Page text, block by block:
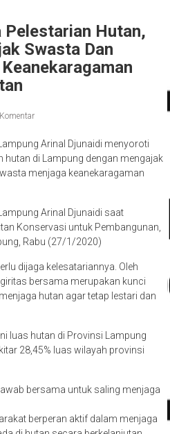
Hutan,
Swasta Dan
Arinal Djunaidi menyoroti
hutan di Lampung dengan mengajak
menjaga keanekaragaman
Arinal Djunaidi saat
Konservasi untuk Pembangunan,
Rabu (27/1/2020)
dijaga kelesatariannya. Oleh
bersama merupakan kunci
hutan agar tetap lestari dan
luas hutan di Provinsi Lampung
28,45% luas wilayah provinsi
bersama untuk saling menjaga
berperan aktif dalam menjaga